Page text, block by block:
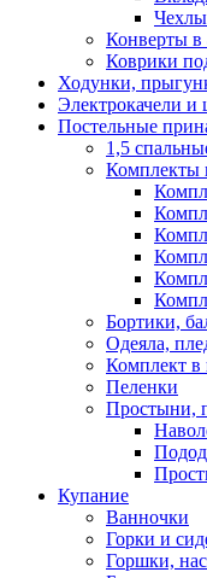
Чехлы
Конверты в
Коврики
Ходунки,
Электрокачели и
Постельные
1,5
Комплекты
Бортики,
Одеяла,
Комплект в
Пеленки
Простыни,
Купание
Ванночки
Горки и
Горшки,